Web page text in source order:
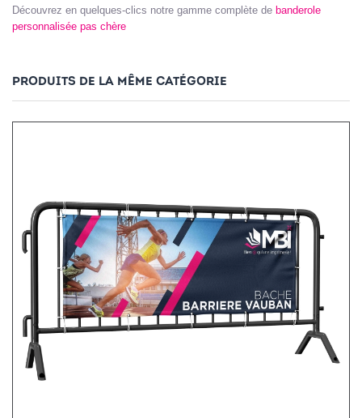
Découvrez en quelques-clics notre gamme complète de banderole
personnalisée pas chère
PRODUITS DE LA MÊME CATÉGORIE